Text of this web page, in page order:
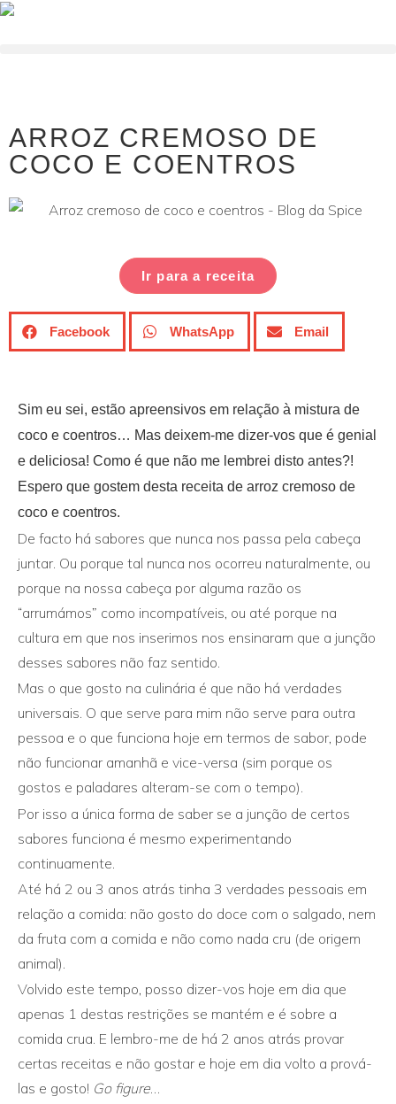
ARROZ CREMOSO DE
COCO E COENTROS
Ir para a receita
Facebook WhatsApp Email
Sim eu sei, estão apreensivos em relação à mistura de
coco e coentros… Mas deixem-me dizer-vos que é genial
e deliciosa! Como é que não me lembrei disto antes?!
Espero que gostem desta receita de arroz cremoso de
coco e coentros.
De facto há sabores que nunca nos passa pela cabeça
juntar. Ou porque tal nunca nos ocorreu naturalmente, ou
porque na nossa cabeça por alguma razão os
“arrumámos” como incompatíveis, ou até porque na
cultura em que nos inserimos nos ensinaram que a junção
desses sabores não faz sentido.
Mas o que gosto na culinária é que não há verdades
universais. O que serve para mim não serve para outra
pessoa e o que funciona hoje em termos de sabor, pode
não funcionar amanhã e vice-versa (sim porque os
gostos e paladares alteram-se com o tempo).
Por isso a única forma de saber se a junção de certos
sabores funciona é mesmo experimentando
continuamente.
Até há 2 ou 3 anos atrás tinha 3 verdades pessoais em
relação a comida: não gosto do doce com o salgado, nem
da fruta com a comida e não como nada cru (de origem
animal).
Volvido este tempo, posso dizer-vos hoje em dia que
apenas 1 destas restrições se mantém e é sobre a
comida crua. E lembro-me de há 2 anos atrás provar
certas receitas e não gostar e hoje em dia volto a prová-
las e gosto! Go figure